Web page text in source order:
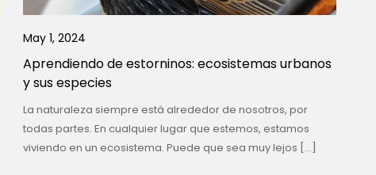
May 1, 2024
Aprendiendo de estorninos: ecosistemas urbanos
y sus especies
La naturaleza siempre está alrededor de nosotros, por
todas partes. En cualquier lugar que estemos, estamos
viviendo en un ecosistema. Puede que sea muy lejos […]